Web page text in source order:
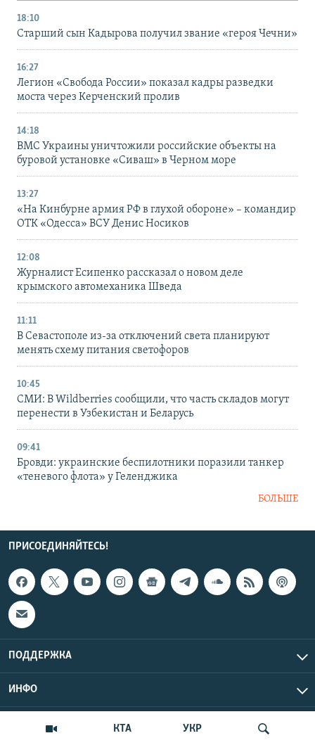
КТА УКР
18:10
Старший сын Кадырова получил звание «героя Чечни»
16:27
Легион «Свобода России» показал кадры разведки
моста через Керченский пролив
14:18
ВМС Украины уничтожили российские объекты на
буровой установке «Сиваш» в Черном море
13:27
«На Кинбурне армия РФ в глухой обороне» – командир
ОТК «Одесса» ВСУ Денис Носиков
12:08
Журналист Есипенко рассказал о новом деле
крымского автомеханика Шведа
11:11
В Севастополе из-за отключений света планируют
менять схему питания светофоров
10:45
СМИ: В Wildberries сообщили, что часть складов могут
перенести в Узбекистан и Беларусь
09:41
Бровди: украинские беспилотники поразили танкер
«теневого флота» у Геленджика
БОЛЬШЕ
ПРИСОЕДИНЯЙТЕСЬ!
ПОДДЕРЖКА
ИНФО
Copyright Крым.Реалии, 2026 | Все права защищены.
UTC+3